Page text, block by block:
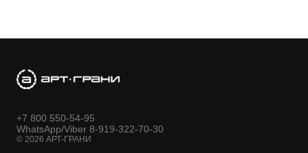
+7 800 550-54-95
WhatsApp/Viber 8-919-322-70-30
© 2026 АРТ-ГРАНИ